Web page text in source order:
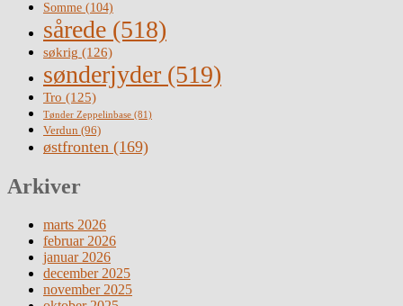
Somme (104)
sårede (518)
søkrig (126)
sønderjyder (519)
Tro (125)
Tønder Zeppelinbase (81)
Verdun (96)
østfronten (169)
Arkiver
marts 2026
februar 2026
januar 2026
december 2025
november 2025